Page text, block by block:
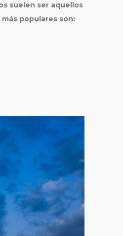
suelen ser aquellos
populares son: